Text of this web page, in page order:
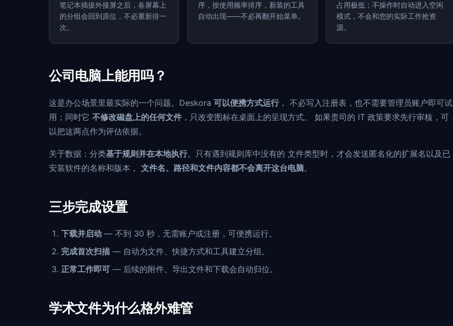
笔记本插拔外接屏之后，各屏幕上
的分组会回到原位，不必重新排一
次。
序，按使用频率排序，新装的工具
自动出现——不必再翻开始菜单。
占用极低；不操作时自动进入空闲
模式，不会和您的实际工作抢资
源。
公司电脑上能用吗？
这是办公场景里最实际的一个问题。Deskora 可以便携方式运行， 不必写入注册表，也不需要管理员账户即可试
用；同时它 不修改磁盘上的任何文件 ，只改变图标在桌面上的呈现方式。 如果贵司的 IT 政策要求先行审核，可
以把这两点作为评估依据。
关于数据：分类基于规则并在本地执行。只有遇到规则库中没有的 文件类型时，才会发送匿名化的扩展名以及已
安装软件的名称和版本， 文件名、路径和文件内容都不会离开这台电脑。
三步完成设置
下载并启动 — 不到 30 秒，无需账户或注册，可便携运行。
完成首次扫描 — 自动为文件、快捷方式和工具建立分组。
正常工作即可 — 后续的附件、导出文件和下载会自动归位。
学术文件为什么格外难管